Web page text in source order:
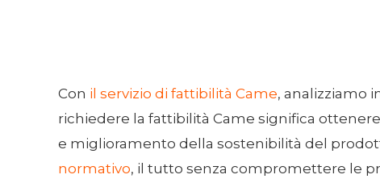
Con il servizio di fattibilità Came, analizziamo
richiedere la fattibilità Came significa
e miglioramento della sostenibilità del
normativo, il tutto senza compromettere le